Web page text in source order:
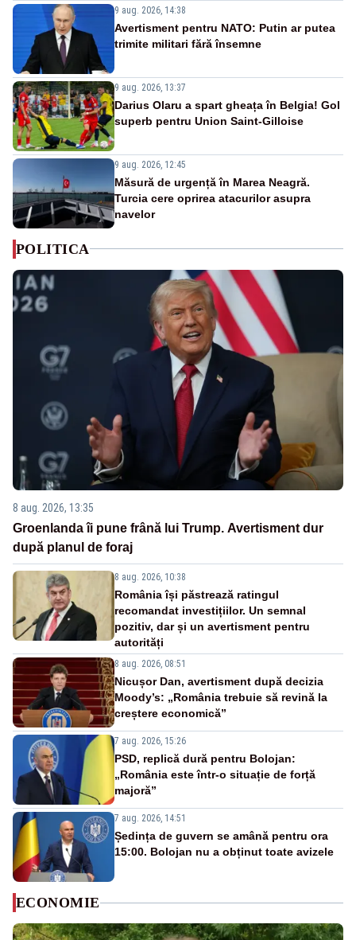
9 aug. 2026, 14:38
Avertisment pentru NATO: Putin ar putea
trimite militari fără însemne
9 aug. 2026, 13:37
Darius Olaru a spart gheața în Belgia! Gol
superb pentru Union Saint-Gilloise
9 aug. 2026, 12:45
Măsură de urgență în Marea Neagră.
Turcia cere oprirea atacurilor asupra
navelor
POLITICA
8 aug. 2026, 13:35
Groenlanda îi pune frână lui Trump. Avertisment dur
după planul de foraj
8 aug. 2026, 10:38
România își păstrează ratingul
recomandat investițiilor. Un semnal
pozitiv, dar și un avertisment pentru
autorități
8 aug. 2026, 08:51
Nicușor Dan, avertisment după decizia
Moody’s: „România trebuie să revină la
creștere economică”
7 aug. 2026, 15:26
PSD, replică dură pentru Bolojan:
„România este într-o situație de forță
majoră”
7 aug. 2026, 14:51
Ședința de guvern se amână pentru ora
15:00. Bolojan nu a obținut toate avizele
ECONOMIE